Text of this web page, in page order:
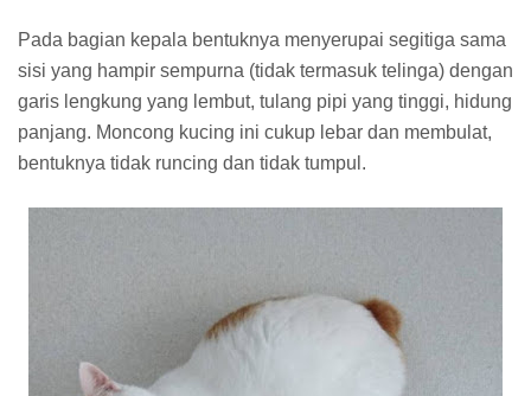
Pada bagian kepala bentuknya menyerupai segitiga sama
sisi yang hampir sempurna (tidak termasuk telinga) dengan
garis lengkung yang lembut, tulang pipi yang tinggi, hidung
panjang. Moncong kucing ini cukup lebar dan membulat,
bentuknya tidak runcing dan tidak tumpul.